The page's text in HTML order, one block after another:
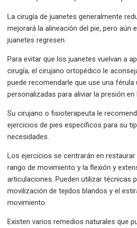
La cirugía de juanetes generalmente
mejorará la alineación del pie, pero aún
juanetes regresen.
Para evitar que los juanetes vuelvan a
cirugía, el cirujano ortopédico le
puede recomendarle que use una férula
personalizadas para aliviar la presión en
Su cirujano o fisioterapeuta le
ejercicios de pies específicos para su
necesidades.
Los ejercicios se centrarán en
rango de movimiento y la flexión y
articulaciones. Pueden utilizar técnicas
movilización de tejidos blandos y el
movimiento.
Existen varios remedios naturales que